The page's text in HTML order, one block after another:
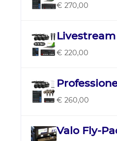
€ 270,00
€ 220,00
€ 260,00
Valo Fly-